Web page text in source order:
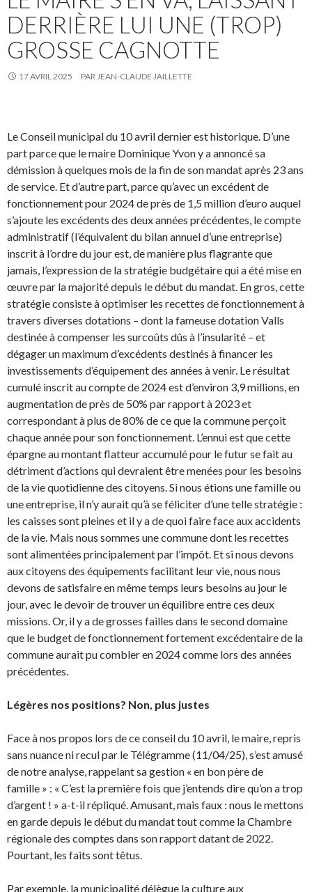
DERRIÈRE LUI UNE (TROP)
GROSSE CAGNOTTE
17 AVRIL 2025 PARJEAN-CLAUDE JAILLETTE
Le Conseil municipal du 10 avril dernier est historique. D’une
part parce que le maire Dominique Yvon y a annoncé sa
démission à quelques mois de la fin de son mandat après 23 ans
de service. Et d’autre part, parce qu’avec un excédent de
fonctionnement pour 2024 de près de 1,5 million d’euro auquel
s’ajoute les excédents des deux années précédentes, le compte
administratif (l’équivalent du bilan annuel d’une entreprise)
inscrit à l’ordre du jour est, de manière plus flagrante que
jamais, l’expression de la stratégie budgétaire qui a été mise en
œuvre par la majorité depuis le début du mandat. En gros, cette
stratégie consiste à optimiser les recettes de fonctionnement à
travers diverses dotations – dont la fameuse dotation Valls
destinée à compenser les surcoûts dûs à l’insularité – et
dégager un maximum d’excédents destinés à financer les
investissements d’équipement des années à venir. Le résultat
cumulé inscrit au compte de 2024 est d’environ 3,9 millions, en
augmentation de près de 50% par rapport à 2023 et
correspondant à plus de 80% de ce que la commune perçoit
chaque année pour son fonctionnement. L’ennui est que cette
épargne au montant flatteur accumulé pour le futur se fait au
détriment d’actions qui devraient être menées pour les besoins
de la vie quotidienne des citoyens. Si nous étions une famille ou
une entreprise, il n’y aurait qu’à se féliciter d’une telle stratégie :
les caisses sont pleines et il y a de quoi faire face aux accidents
de la vie. Mais nous sommes une commune dont les recettes
sont alimentées principalement par l’impôt. Et si nous devons
aux citoyens des équipements facilitant leur vie, nous nous
devons de satisfaire en même temps leurs besoins au jour le
jour, avec le devoir de trouver un équilibre entre ces deux
missions. Or, il y a de grosses failles dans le second domaine
que le budget de fonctionnement fortement excédentaire de la
commune aurait pu combler en 2024 comme lors des années
précédentes.
Légères nos positions? Non, plus justes
Face à nos propos lors de ce conseil du 10 avril, le maire, repris
sans nuance ni recul par le Télégramme (11/04/25), s’est amusé
de notre analyse, rappelant sa gestion « en bon père de
famille » : « C’est la première fois que j’entends dire qu’on a trop
d’argent ! » a-t-il répliqué. Amusant, mais faux : nous le mettons
en garde depuis le début du mandat tout comme la Chambre
régionale des comptes dans son rapport datant de 2022.
Pourtant, les faits sont têtus.
Par exemple, la municipalité délègue la culture aux